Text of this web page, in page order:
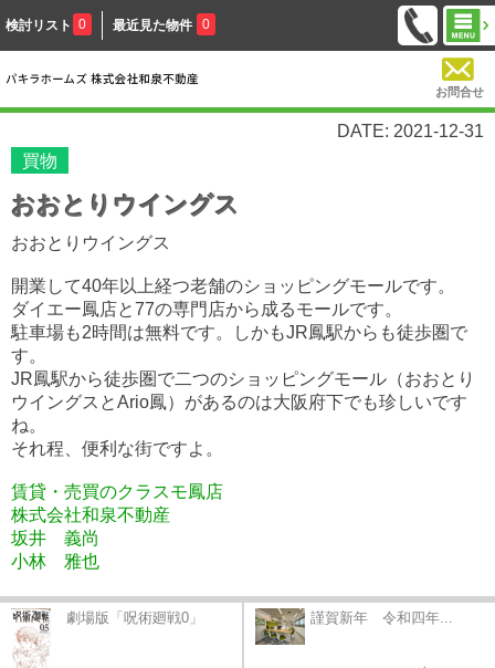
検討リスト 0 最近見た物件 0
お問合せ
DATE: 2021-12-31
買物
おおとりウイングス
おおとりウイングス
開業して40年以上経つ老舗のショッピングモールです。
ダイエー鳳店と77の専門店から成るモールです。
駐車場も2時間は無料です。しかもJR鳳駅からも徒歩圏で
す。
JR鳳駅から徒歩圏で二つのショッピングモール（おおとり
ウイングスとArio鳳）があるのは大阪府下でも珍しいです
ね。
それ程、便利な街ですよ。
賃貸・売買のクラスモ鳳店
株式会社和泉不動産
坂井 義尚
小林 雅也
劇場版「呪術廻戦0」 謹賀新年 令和四年...